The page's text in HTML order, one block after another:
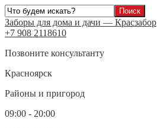
Заборы для дома и дачи — Красзабор
+7 908 2118610
Позвоните консультанту
Красноярск
Районы и пригород
09:00 - 20:00